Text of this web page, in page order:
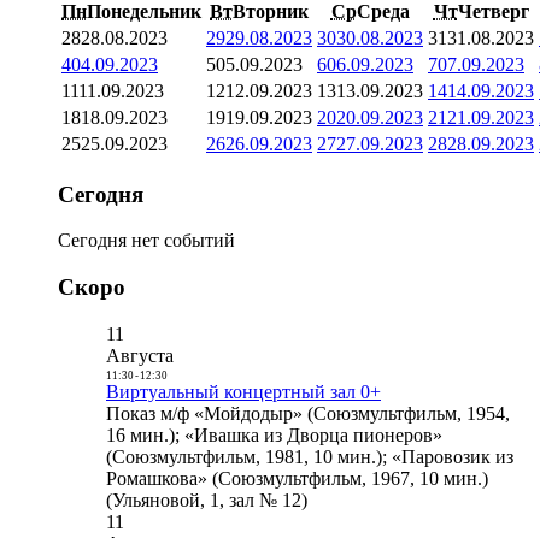
ПнПонедельник ВтВторник СрСреда ЧтЧетверг
2828.08.2023 2929.08.2023 3030.08.2023 3131.08.2023
404.09.2023 505.09.2023 606.09.2023 707.09.2023
1111.09.2023 1212.09.2023 1313.09.2023 1414.09.2023
1818.09.2023 1919.09.2023 2020.09.2023 21 21.09.2023
2525.09.2023 2626.09.2023 2727.09.2023 2828.09.2023
Сегодня
Сегодня нет событий
Скоро
11
Августа
11:30- 12:30
Виртуальный концертный зал 0+
Показ м/ф «Мойдодыр» (Союзмультфильм, 1954,
16 мин.); «Ивашка из Дворца пионеров»
(Союзмультфильм, 1981, 10 мин.); «Паровозик из
Ромашкова» (Союзмультфильм, 1967, 10 мин.)
(Ульяновой, 1, зал № 12)
11